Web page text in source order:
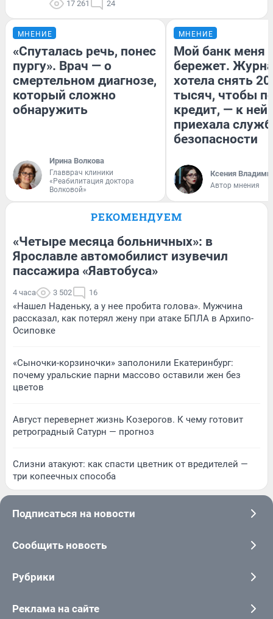
17 261 24
МНЕНИЕ
«Спуталась речь, понес
пургу». Врач — о
смертельном диагнозе,
который сложно
обнаружить
Ирина Волкова
Главврач клиники
«Реабилитация доктора
Волковой»
МНЕНИЕ
Мой банк меня
бережет.
хотела снять
тысяч, чтобы
кредит, — к
приехала
безопасности
Ксения
Автор мнения
РЕКОМЕНДУЕМ
«Четыре месяца больничных»: в
Ярославле автомобилист изувечил
пассажира «Яавтобуса»
4 часа 3 502 16
«Нашел Наденьку, а у нее пробита голова». Мужчина
рассказал, как потерял жену при атаке БПЛА в Архипо-
Осиповке
«Сыночки-корзиночки» заполонили Екатеринбург:
почему уральские парни массово оставили жен без
цветов
Август перевернет жизнь Козерогов. К чему готовит
ретроградный Сатурн — прогноз
Слизни атакуют: как спасти цветник от вредителей —
три копеечных способа
Подписаться на новости
Сообщить новость
Рубрики
Реклама на сайте